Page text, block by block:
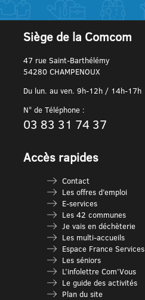
Siège de la Comcom
47 rue Saint-Barthélémy
54280 CHAMPENOUX
Du lun. au ven. 9h-12h / 14h-17h
N° de Téléphone :
03 83 31 74 37
Accès rapides
Contact
Les offres d’emploi
E-services
Les 42 communes
Je vais en déchèterie
Les multi-accueils
Espace France Services
Les séniors
L’infolettre Com’Vous
Le guide des activités
Plan du site